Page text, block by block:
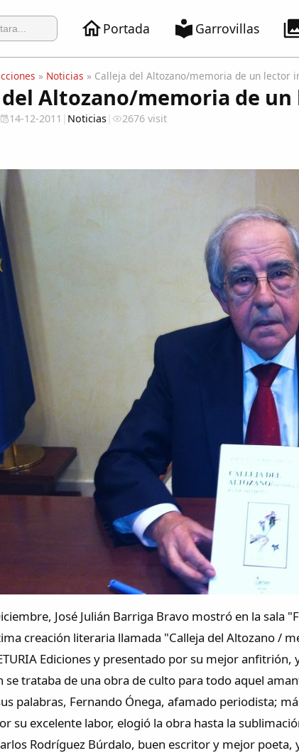
Portada Garrovillas
» Noticias » Calleja del Altozano/memoria de un lector
del Altozano/memoria de
14-12-2011 | Noticias| 2676 visit
José Julián Barriga Bravo mostró en la sala
creación literaria llamada "Calleja del Altozano /
Ediciones y presentado por su mejor
se trataba de una obra de culto para todo aquel
palabras, Fernando Ónega, afamado periodista;
su excelente labor, elogió la obra hasta la
Rodríguez Búrdalo, buen escritor y mejor